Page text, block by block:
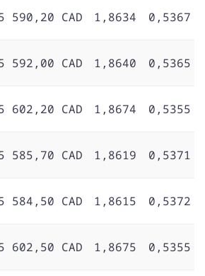
590,20 CAD 1,8634 0,5367
592,00 CAD 1,8640 0,5365
602,20 CAD 1,8674 0,5355
585,70 CAD 1,8619 0,5371
584,50 CAD 1,8615 0,5372
602,50 CAD 1,8675 0,5355